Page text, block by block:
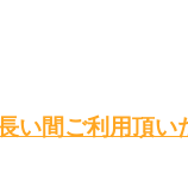
い間ご利用頂い